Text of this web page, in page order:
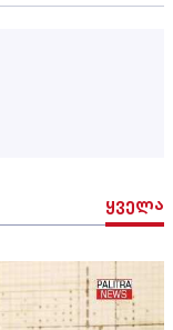
ყველა